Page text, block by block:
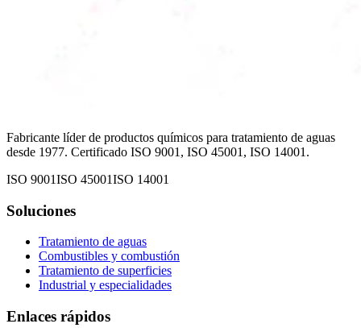
Fabricante líder de productos químicos para tratamiento de aguas
desde 1977. Certificado ISO 9001, ISO 45001, ISO 14001.
ISO 9001ISO 45001ISO 14001
Soluciones
Tratamiento de aguas
Combustibles y combustión
Tratamiento de superficies
Industrial y especialidades
Enlaces rápidos